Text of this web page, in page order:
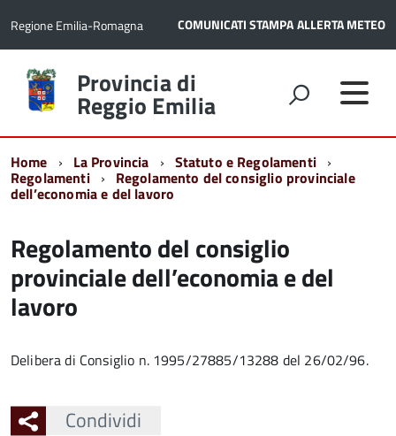
Regione Emilia-Romagna COMUNICATI STAMPAALLERTA METEO
Torna
alla
home
Provincia di
Reggio Emilia
Home La Provincia Statuto e Regolamenti
Regolamenti Regolamento del consiglio provinciale
dell’economia e del lavoro
Regolamento del consiglio
provinciale dell’economia e del
lavoro
Delibera di Consiglio n. 1995/27885/13288 del 26/02/96.
Condividi